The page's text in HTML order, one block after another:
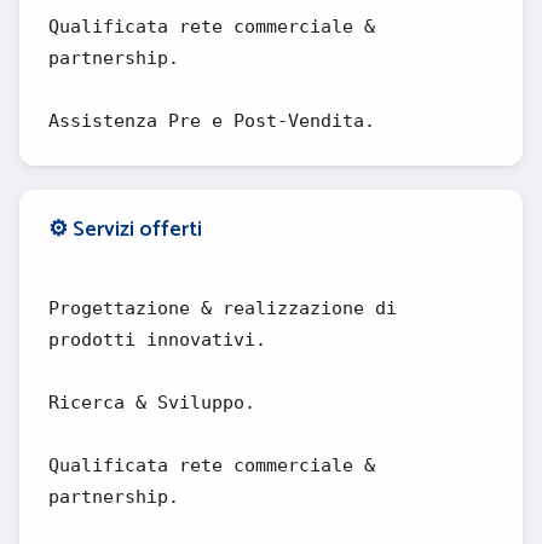
Qualificata rete commerciale &
partnership.
Assistenza Pre e Post-Vendita.
⚙️ Servizi offerti
Progettazione & realizzazione di
prodotti innovativi.
Ricerca & Sviluppo.
Qualificata rete commerciale &
partnership.